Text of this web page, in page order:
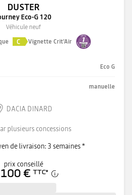
DUSTER
Eco-G 120
Véhicule neuf
C Vignette Crit'Air
Eco G
manuelle
DACIA DINARD
plusieurs concessions
de livraison: 3 semaines *
prix conseillé
€ TTC*